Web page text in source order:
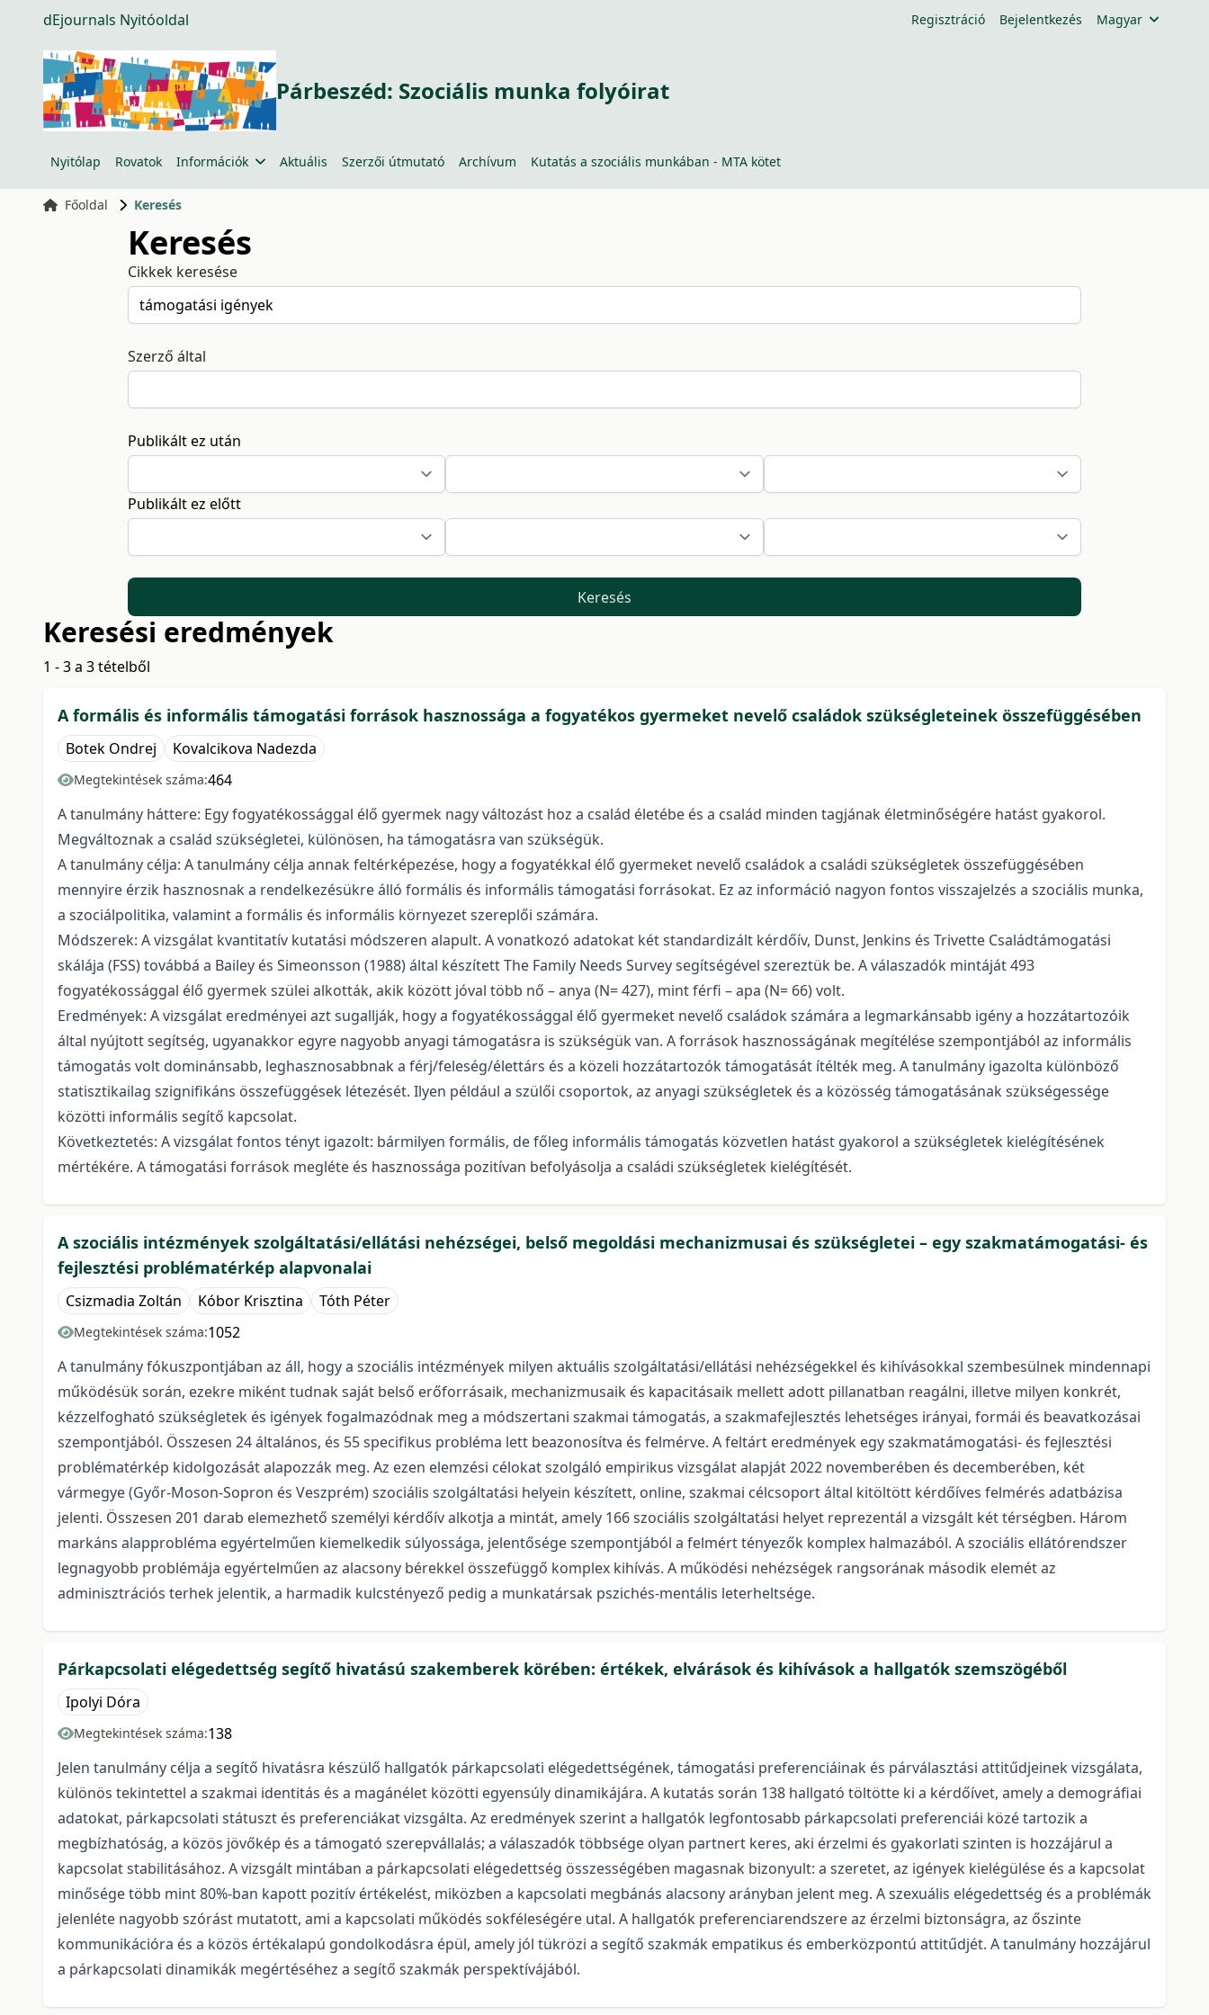
dEjournals Nyitóoldal Regisztráció Bejelentkezés Magyar
Párbeszéd: Szociális munka folyóirat
Nyitólap Rovatok Információk Aktuális Szerzői útmutató Archívum Kutatás a szociális munkában - MTA kötet
Főoldal Keresés
Keresés
Cikkek keresése
Szerző által
Publikált ez után
Publikált ez előtt
Keresés
Keresési eredmények
1 - 3 a 3 tételből
A formális és informális támogatási források hasznossága a fogyatékos gyermeket nevelő családok szükségleteinek összefüggésében
Botek Ondrej Kovalcikova Nadezda
Megtekintések száma:464
A tanulmány háttere: Egy fogyatékossággal élő gyermek nagy változást hoz a család életébe és a család minden tagjának életminőségére hatást gyakorol.
Megváltoznak a család szükségletei, különösen, ha támogatásra van szükségük.
A tanulmány célja: A tanulmány célja annak feltérképezése, hogy a fogyatékkal élő gyermeket nevelő családok a családi szükségletek összefüggésében
mennyire érzik hasznosnak a rendelkezésükre álló formális és informális támogatási forrásokat. Ez az információ nagyon fontos visszajelzés a szociális munka,
a szociálpolitika, valamint a formális és informális környezet szereplői számára.
Módszerek: A vizsgálat kvantitatív kutatási módszeren alapult. A vonatkozó adatokat két standardizált kérdőív, Dunst, Jenkins és Trivette Családtámogatási
skálája (FSS) továbbá a Bailey és Simeonsson (1988) által készített The Family Needs Survey segítségével szereztük be. A válaszadók mintáját 493
fogyatékossággal élő gyermek szülei alkották, akik között jóval több nő – anya (N= 427), mint férfi – apa (N= 66) volt.
Eredmények: A vizsgálat eredményei azt sugallják, hogy a fogyatékossággal élő gyermeket nevelő családok számára a legmarkánsabb igény a hozzátartozóik
által nyújtott segítség, ugyanakkor egyre nagyobb anyagi támogatásra is szükségük van. A források hasznosságának megítélése szempontjából az informális
támogatás volt dominánsabb, leghasznosabbnak a férj/feleség/élettárs és a közeli hozzátartozók támogatását ítélték meg. A tanulmány igazolta különböző
statisztikailag szignifikáns összefüggések létezését. Ilyen például a szülői csoportok, az anyagi szükségletek és a közösség támogatásának szükségessége
közötti informális segítő kapcsolat.
Következtetés: A vizsgálat fontos tényt igazolt: bármilyen formális, de főleg informális támogatás közvetlen hatást gyakorol a szükségletek kielégítésének
mértékére. A támogatási források megléte és hasznossága pozitívan befolyásolja a családi szükségletek kielégítését.
A szociális intézmények szolgáltatási/ellátási nehézségei, belső megoldási mechanizmusai és szükségletei – egy szakmatámogatási- és
fejlesztési problématérkép alapvonalai
Csizmadia Zoltán Kóbor Krisztina Tóth Péter
Megtekintések száma:1052
A tanulmány fókuszpontjában az áll, hogy a szociális intézmények milyen aktuális szolgáltatási/ellátási nehézségekkel és kihívásokkal szembesülnek mindennapi
működésük során, ezekre miként tudnak saját belső erőforrásaik, mechanizmusaik és kapacitásaik mellett adott pillanatban reagálni, illetve milyen konkrét,
kézzelfogható szükségletek és igények fogalmazódnak meg a módszertani szakmai támogatás, a szakmafejlesztés lehetséges irányai, formái és beavatkozásai
szempontjából. Összesen 24 általános, és 55 specifikus probléma lett beazonosítva és felmérve. A feltárt eredmények egy szakmatámogatási- és fejlesztési
problématérkép kidolgozását alapozzák meg. Az ezen elemzési célokat szolgáló empirikus vizsgálat alapját 2022 novemberében és decemberében, két
vármegye (Győr-Moson-Sopron és Veszprém) szociális szolgáltatási helyein készített, online, szakmai célcsoport által kitöltött kérdőíves felmérés adatbázisa
jelenti. Összesen 201 darab elemezhető személyi kérdőív alkotja a mintát, amely 166 szociális szolgáltatási helyet reprezentál a vizsgált két térségben. Három
markáns alapprobléma egyértelműen kiemelkedik súlyossága, jelentősége szempontjából a felmért tényezők komplex halmazából. A szociális ellátórendszer
legnagyobb problémája egyértelműen az alacsony bérekkel összefüggő komplex kihívás. A működési nehézségek rangsorának második elemét az
adminisztrációs terhek jelentik, a harmadik kulcstényező pedig a munkatársak pszichés-mentális leterheltsége.
Párkapcsolati elégedettség segítő hivatású szakemberek körében: értékek, elvárások és kihívások a hallgatók szemszögéből
Ipolyi Dóra
Megtekintések száma:138
Jelen tanulmány célja a segítő hivatásra készülő hallgatók párkapcsolati elégedettségének, támogatási preferenciáinak és párválasztási attitűdjeinek vizsgálata,
különös tekintettel a szakmai identitás és a magánélet közötti egyensúly dinamikájára. A kutatás során 138 hallgató töltötte ki a kérdőívet, amely a demográfiai
adatokat, párkapcsolati státuszt és preferenciákat vizsgálta. Az eredmények szerint a hallgatók legfontosabb párkapcsolati preferenciái közé tartozik a
megbízhatóság, a közös jövőkép és a támogató szerepvállalás; a válaszadók többsége olyan partnert keres, aki érzelmi és gyakorlati szinten is hozzájárul a
kapcsolat stabilitásához. A vizsgált mintában a párkapcsolati elégedettség összességében magasnak bizonyult: a szeretet, az igények kielégülése és a kapcsolat
minősége több mint 80%-ban kapott pozitív értékelést, miközben a kapcsolati megbánás alacsony arányban jelent meg. A szexuális elégedettség és a problémák
jelenléte nagyobb szórást mutatott, ami a kapcsolati működés sokféleségére utal. A hallgatók preferenciarendszere az érzelmi biztonságra, az őszinte
kommunikációra és a közös értékalapú gondolkodásra épül, amely jól tükrözi a segítő szakmák empatikus és emberközpontú attitűdjét. A tanulmány hozzájárul
a párkapcsolati dinamikák megértéséhez a segítő szakmák perspektívájából.